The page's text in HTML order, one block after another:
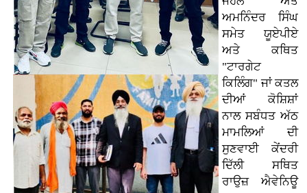
ਅਮਨਿੰਦਰ ਸਿੰਘ
ਸਮੇਤ ਯੂਏਪੀਏ
ਅਤੇ ਕਥਿਤ
"ਟਾਰਗੇਟ
ਕਿਲਿੰਗ" ਜਾਂ ਕਤਲ
ਦੀਆਂ ਕੋਸ਼ਿਸ਼ਾਂ
ਨਾਲ ਸਬੰਧਤ ਅੱਠ
ਮਾਮਲਿਆਂ ਦੀ
ਸੁਣਵਾਈ ਕੇਂਦਰੀ
ਦਿੱਲੀ ਸਥਿਤ
ਰਾਉਜ਼ ਐਵੇਨਿਊ